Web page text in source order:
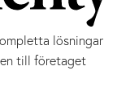
lösningar
till företaget